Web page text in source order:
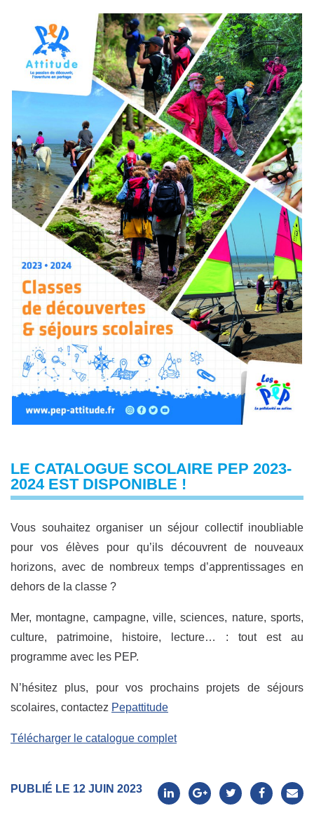
LE CATALOGUE SCOLAIRE PEP 2023-
2024 EST DISPONIBLE !
Vous souhaitez organiser un séjour collectif inoubliable
pour vos élèves pour qu’ils découvrent de nouveaux
horizons, avec de nombreux temps d’apprentissages en
dehors de la classe ?
Mer, montagne, campagne, ville, sciences, nature, sports,
culture, patrimoine, histoire, lecture… : tout est au
programme avec les PEP.
N’hésitez plus, pour vos prochains projets de séjours
scolaires, contactez Pepattitude
Télécharger le catalogue complet
PUBLIÉ LE 12 JUIN 2023